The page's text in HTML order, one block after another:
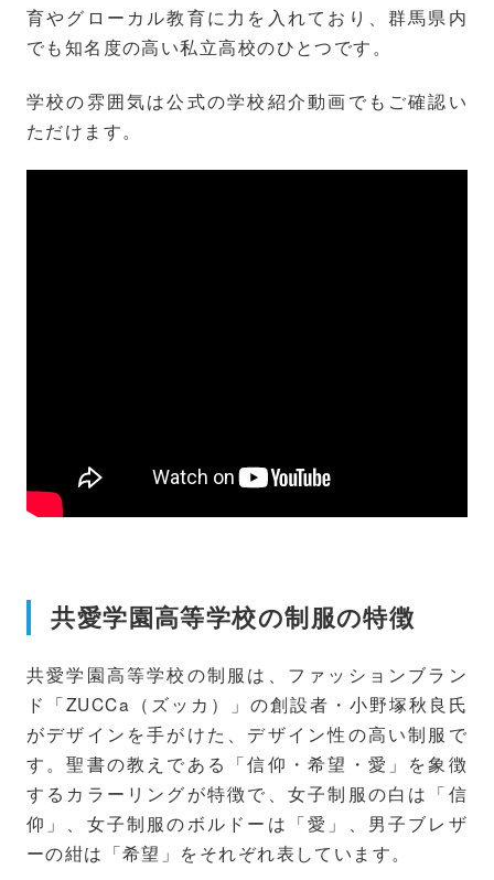
育やグローカル教育に力を入れており、群馬県内
でも知名度の高い私立高校のひとつです。
学校の雰囲気は公式の学校紹介動画でもご確認い
ただけます。
共愛学園高等学校の制服の特徴
共愛学園高等学校の制服は、ファッションブラン
ド「ZUCCa（ズッカ）」の創設者・小野塚秋良氏
がデザインを手がけた、デザイン性の高い制服で
す。聖書の教えである「信仰・希望・愛」を象徴
するカラーリングが特徴で、女子制服の白は「信
仰」、女子制服のボルドーは「愛」、男子ブレザ
ーの紺は「希望」をそれぞれ表しています。